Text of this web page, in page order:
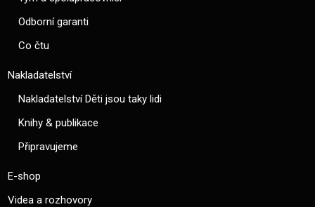
Odborní garanti
Co čtu
Nakladatelství
Nakladatelství Děti jsou taky lidi
Knihy & publikace
Připravujeme
E-shop
Videa a rozhovory